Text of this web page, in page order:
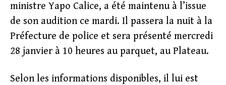
ministre Yapo Calice, a été maintenu à l’issue
de son audition ce mardi. Il passera la nuit à la
Préfecture de police et sera présenté mercredi
28 janvier à 10 heures au parquet, au Plateau.
Selon les informations disponibles, il lui est